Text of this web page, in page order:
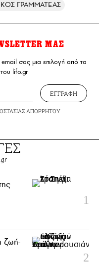
ΓΡΑΜΜΑΤΕΑΣ
ΜΑΣ
σας μια επιλογή από τα
lifo.gr
ΕΓΓΡΑΦΗ
ΑΠΟΡΡΗΤΟΥ
ζωή-